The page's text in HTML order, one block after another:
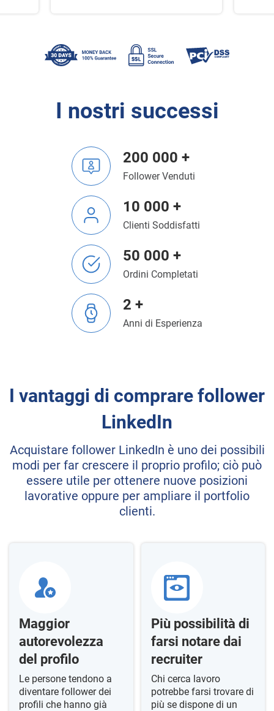
I nostri successi
200 000 +
Follower Venduti
10 000 +
Clienti Soddisfatti
50 000 +
Ordini Completati
2 +
Anni di Esperienza
I vantaggi di comprare follower
LinkedIn
Acquistare follower LinkedIn è uno dei possibili
modi per far crescere il proprio profilo; ciò può
essere utile per ottenere nuove posizioni
lavorative oppure per ampliare il portfolio
clienti.
Maggior
autorevolezza
del profilo
Le persone tendono a
diventare follower dei
profili che hanno già
Più possibilità di
farsi notare dai
recruiter
Chi cerca lavoro
potrebbe farsi trovare di
più se dispone di un